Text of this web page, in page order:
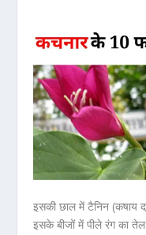
इसकी छाल में टैनिन (कषाय
इसके बीजों में पीले रंग का